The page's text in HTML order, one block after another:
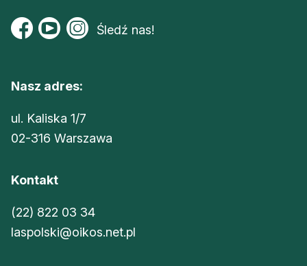
Śledź nas!
Nasz adres:
ul. Kaliska 1/7
02-316 Warszawa
Kontakt
(22) 822 03 34
laspolski@oikos.net.pl